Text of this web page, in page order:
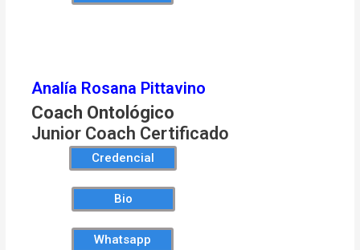
Analía Rosana Pittavino
Coach Ontológico
Junior Coach Certificado
Credencial
Bio
Whatsapp